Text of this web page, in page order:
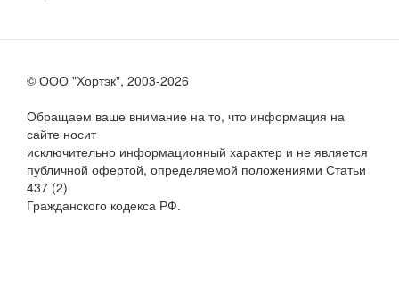
© ООО "Хортэк", 2003-2026
Обращаем ваше внимание на то, что информация на
сайте носит
исключительно информационный характер и не является
публичной офертой, определяемой положениями Статьи
437 (2)
Гражданского кодекса РФ.